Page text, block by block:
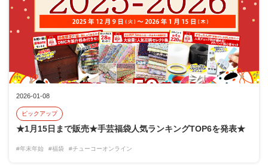
2026-01-08
ピックアップ
★1月15日まで販売★手芸福袋人気ランキングTOP6を発表★
#年末年始 #福袋 #チューコーオンライン